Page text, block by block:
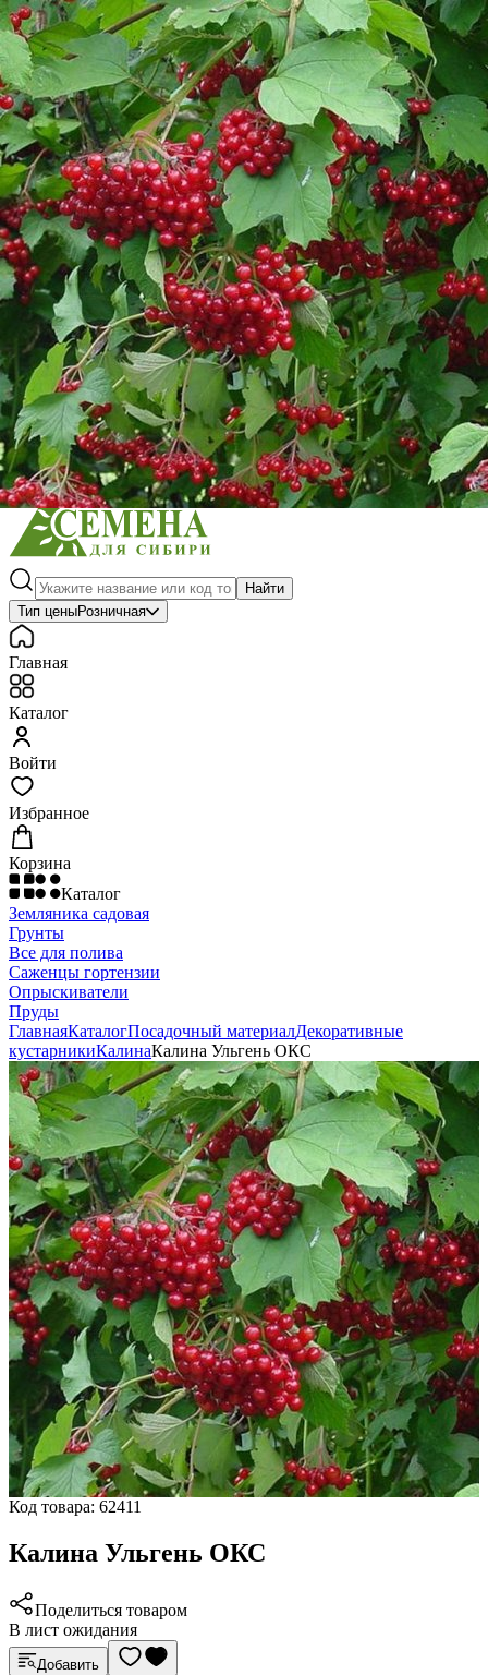
Выберите город
Обратный звонокЗаказать обратный звонок
Каталог
Семена
Грунты
Газонные травы, сидераты
Горшки, рассадники, аксессуары
Посадочный материал
Садовый инструмент, инвентарь
Консервирование
Средства защиты, удобрения, добавки, химия
Обустройство сада, декор
Найти
Тип ценыРозничная
Главная
Каталог
Войти
Избранное
Корзина
Каталог
Земляника садовая
Грунты
Все для полива
Саженцы гортензии
Опрыскиватели
Пруды
ГлавнаяКаталогПосадочный материалДекоративные
кустарникиКалинаКалина Ульгень ОКС
Код товара: 62411
Калина Ульгень ОКС
Поделиться товаром
В лист ожидания
Добавить